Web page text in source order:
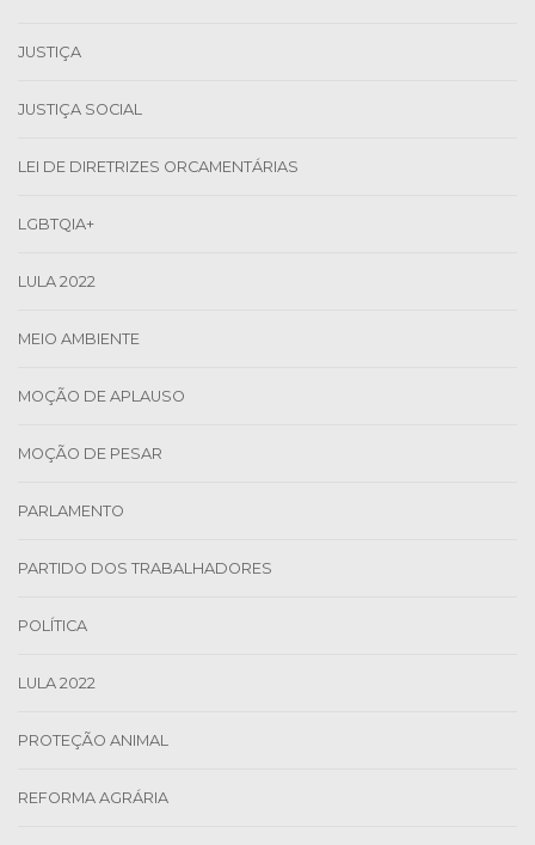
JUSTIÇA
JUSTIÇA SOCIAL
LEI DE DIRETRIZES ORCAMENTÁRIAS
LGBTQIA+
LULA 2022
MEIO AMBIENTE
MOÇÃO DE APLAUSO
MOÇÃO DE PESAR
PARLAMENTO
PARTIDO DOS TRABALHADORES
POLÍTICA
LULA 2022
PROTEÇÃO ANIMAL
REFORMA AGRÁRIA